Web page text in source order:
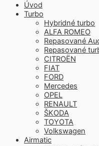
Úvod
Turbo
Hybridné turbo
ALFA ROMEO
Repasované
Repasované
CITROËN
FIAT
FORD
Mercedes
OPEL
RENAULT
ŠKODA
TOYOTA
Volkswagen
Airmatic